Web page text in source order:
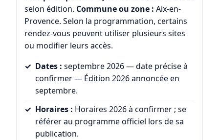
selon édition. Commune ou zone : Aix-en-
Provence. Selon la programmation, certains
rendez-vous peuvent utiliser plusieurs sites
ou modifier leurs accès.
Dates : septembre 2026 — date précise à
confirmer — Édition 2026 annoncée en
septembre.
Horaires : Horaires 2026 à confirmer ; se
référer au programme officiel lors de sa
publication.